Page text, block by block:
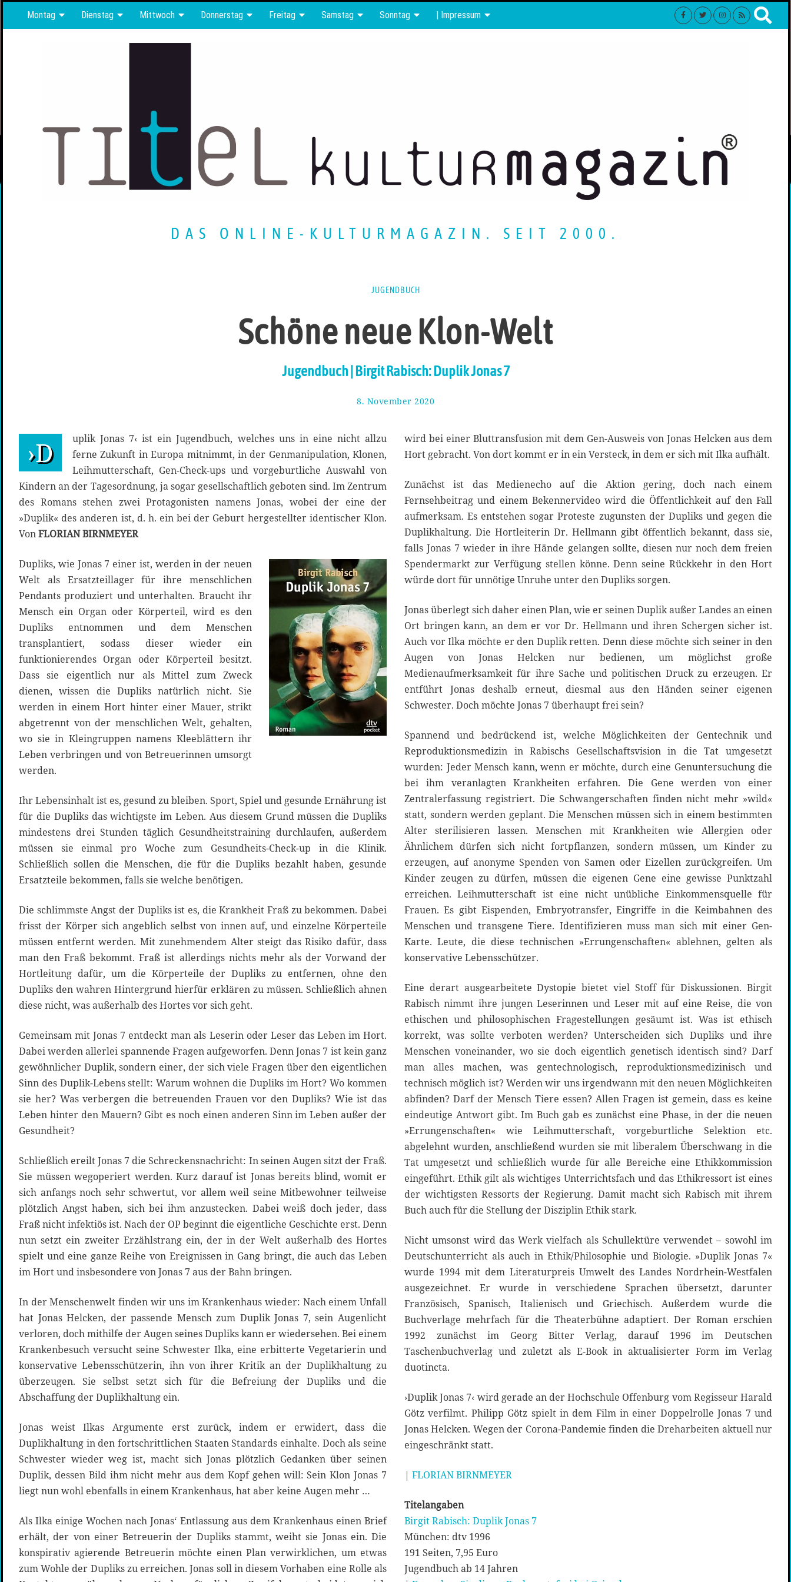
Montag Dienstag Mittwoch Donnerstag Freitag Samstag Sonntag | Impressum
DAS ONLINE-KULTURMAGAZIN. SEIT 2000.
JUGENDBUCH
Schöne neue Klon-Welt
Jugendbuch | Birgit Rabisch: Duplik Jonas 7
8. November 2020
N
o
v
m
b
e
r
2
2
0
›D
uplik Jonas 7‹ ist ein Jugendbuch, welches uns in eine nicht allzu
ferne Zukunft in Europa mitnimmt, in der Genmanipulation, Klonen,
Leihmutterschaft, Gen-Check-ups und vorgeburtliche Auswahl von
Kindern an der Tagesordnung, ja sogar gesellschaftlich geboten sind. Im Zentrum
des Romans stehen zwei Protagonisten namens Jonas, wobei der eine der
»Duplik« des anderen ist, d. h. ein bei der Geburt hergestellter identischer Klon.
VonFLORIAN BIRNMEYER
Dupliks, wie Jonas 7 einer ist, werden in der neuen
Welt als Ersatzteillager für ihre menschlichen
Pendants produziert und unterhalten. Braucht ihr
Mensch ein Organ oder Körperteil, wird es den
Dupliks entnommen und dem Menschen
transplantiert, sodass dieser wieder ein
funktionierendes Organ oder Körperteil besitzt.
Dass sie eigentlich nur als Mittel zum Zweck
dienen, wissen die Dupliks natürlich nicht. Sie
werden in einem Hort hinter einer Mauer, strikt
abgetrennt von der menschlichen Welt, gehalten,
wo sie in Kleingruppen namens Kleeblättern ihr
Leben verbringen und von Betreuerinnen umsorgt
werden.
Ihr Lebensinhalt ist es, gesund zu bleiben. Sport, Spiel und gesunde Ernährung ist
für die Dupliks das wichtigste im Leben. Aus diesem Grund müssen die Dupliks
mindestens drei Stunden täglich Gesundheitstraining durchlaufen, außerdem
müssen sie einmal pro Woche zum Gesundheits-Check-up in die Klinik.
Schließlich sollen die Menschen, die für die Dupliks bezahlt haben, gesunde
Ersatzteile bekommen, falls sie welche benötigen.
Die schlimmste Angst der Dupliks ist es, die Krankheit Fraß zu bekommen. Dabei
frisst der Körper sich angeblich selbst von innen auf, und einzelne Körperteile
müssen entfernt werden. Mit zunehmendem Alter steigt das Risiko dafür, dass
man den Fraß bekommt. Fraß ist allerdings nichts mehr als der Vorwand der
Hortleitung dafür, um die Körperteile der Dupliks zu entfernen, ohne den
Dupliks den wahren Hintergrund hierfür erklären zu müssen. Schließlich ahnen
diese nicht, was außerhalb des Hortes vor sich geht.
Gemeinsam mit Jonas 7 entdeckt man als Leserin oder Leser das Leben im Hort.
Dabei werden allerlei spannende Fragen aufgeworfen. Denn Jonas 7 ist kein ganz
gewöhnlicher Duplik, sondern einer, der sich viele Fragen über den eigentlichen
Sinn des Duplik-Lebens stellt: Warum wohnen die Dupliks im Hort? Wo kommen
sie her? Was verbergen die betreuenden Frauen vor den Dupliks? Wie ist das
Leben hinter den Mauern? Gibt es noch einen anderen Sinn im Leben außer der
Gesundheit?
Schließlich ereilt Jonas 7 die Schreckensnachricht: In seinen Augen sitzt der Fraß.
Sie müssen wegoperiert werden. Kurz darauf ist Jonas bereits blind, womit er
sich anfangs noch sehr schwertut, vor allem weil seine Mitbewohner teilweise
plötzlich Angst haben, sich bei ihm anzustecken. Dabei weiß doch jeder, dass
Fraß nicht infektiös ist. Nach der OP beginnt die eigentliche Geschichte erst. Denn
nun setzt ein zweiter Erzählstrang ein, der in der Welt außerhalb des Hortes
spielt und eine ganze Reihe von Ereignissen in Gang bringt, die auch das Leben
im Hort und insbesondere von Jonas 7 aus der Bahn bringen.
In der Menschenwelt finden wir uns im Krankenhaus wieder: Nach einem Unfall
hat Jonas Helcken, der passende Mensch zum Duplik Jonas 7, sein Augenlicht
verloren, doch mithilfe der Augen seines Dupliks kann er wiedersehen. Bei einem
Krankenbesuch versucht seine Schwester Ilka, eine erbitterte Vegetarierin und
konservative Lebensschützerin, ihn von ihrer Kritik an der Duplikhaltung zu
überzeugen. Sie selbst setzt sich für die Befreiung der Dupliks und die
Abschaffung der Duplikhaltung ein.
Jonas weist Ilkas Argumente erst zurück, indem er erwidert, dass die
Duplikhaltung in den fortschrittlichen Staaten Standards einhalte. Doch als seine
Schwester wieder weg ist, macht sich Jonas plötzlich Gedanken über seinen
Duplik, dessen Bild ihm nicht mehr aus dem Kopf gehen will: Sein Klon Jonas 7
liegt nun wohl ebenfalls in einem Krankenhaus, hat aber keine Augen mehr …
Als Ilka einige Wochen nach Jonas‘ Entlassung aus dem Krankenhaus einen Brief
erhält, der von einer Betreuerin der Dupliks stammt, weiht sie Jonas ein. Die
konspirativ agierende Betreuerin möchte einen Plan verwirklichen, um etwas
zum Wohle der Dupliks zu erreichen. Jonas soll in diesem Vorhaben eine Rolle als
wird bei einer Bluttransfusion mit dem Gen-Ausweis von Jonas Helcken aus dem
Hort gebracht. Von dort kommt er in ein Versteck, in dem er sich mit Ilka aufhält.
Zunächst ist das Medienecho auf die Aktion gering, doch nach einem
Fernsehbeitrag und einem Bekennervideo wird die Öffentlichkeit auf den Fall
aufmerksam. Es entstehen sogar Proteste zugunsten der Dupliks und gegen die
Duplikhaltung. Die Hortleiterin Dr. Hellmann gibt öffentlich bekannt, dass sie,
falls Jonas 7 wieder in ihre Hände gelangen sollte, diesen nur noch dem freien
Spendermarkt zur Verfügung stellen könne. Denn seine Rückkehr in den Hort
würde dort für unnötige Unruhe unter den Dupliks sorgen.
Jonas überlegt sich daher einen Plan, wie er seinen Duplik außer Landes an einen
Ort bringen kann, an dem er vor Dr. Hellmann und ihren Schergen sicher ist.
Auch vor Ilka möchte er den Duplik retten. Denn diese möchte sich seiner in den
Augen von Jonas Helcken nur bedienen, um möglichst große
Medienaufmerksamkeit für ihre Sache und politischen Druck zu erzeugen. Er
entführt Jonas deshalb erneut, diesmal aus den Händen seiner eigenen
Schwester. Doch möchte Jonas 7 überhaupt frei sein?
Spannend und bedrückend ist, welche Möglichkeiten der Gentechnik und
Reproduktionsmedizin in Rabischs Gesellschaftsvision in die Tat umgesetzt
wurden: Jeder Mensch kann, wenn er möchte, durch eine Genuntersuchung die
bei ihm veranlagten Krankheiten erfahren. Die Gene werden von einer
Zentralerfassung registriert. Die Schwangerschaften finden nicht mehr »wild«
statt, sondern werden geplant. Die Menschen müssen sich in einem bestimmten
Alter sterilisieren lassen. Menschen mit Krankheiten wie Allergien oder
Ähnlichem dürfen sich nicht fortpflanzen, sondern müssen, um Kinder zu
erzeugen, auf anonyme Spenden von Samen oder Eizellen zurückgreifen. Um
Kinder zeugen zu dürfen, müssen die eigenen Gene eine gewisse Punktzahl
erreichen. Leihmutterschaft ist eine nicht unübliche Einkommensquelle für
Frauen. Es gibt Eispenden, Embryotransfer, Eingriffe in die Keimbahnen des
Menschen und transgene Tiere. Identifizieren muss man sich mit einer Gen-
Karte. Leute, die diese technischen »Errungenschaften« ablehnen, gelten als
konservative Lebensschützer.
Eine derart ausgearbeitete Dystopie bietet viel Stoff für Diskussionen. Birgit
Rabisch nimmt ihre jungen Leserinnen und Leser mit auf eine Reise, die von
ethischen und philosophischen Fragestellungen gesäumt ist. Was ist ethisch
korrekt, was sollte verboten werden? Unterscheiden sich Dupliks und ihre
Menschen voneinander, wo sie doch eigentlich genetisch identisch sind? Darf
man alles machen, was gentechnologisch, reproduktionsmedizinisch und
technisch möglich ist? Werden wir uns irgendwann mit den neuen Möglichkeiten
abfinden? Darf der Mensch Tiere essen? Allen Fragen ist gemein, dass es keine
eindeutige Antwort gibt. Im Buch gab es zunächst eine Phase, in der die neuen
»Errungenschaften« wie Leihmutterschaft, vorgeburtliche Selektion etc.
abgelehnt wurden, anschließend wurden sie mit liberalem Überschwang in die
Tat umgesetzt und schließlich wurde für alle Bereiche eine Ethikkommission
eingeführt. Ethik gilt als wichtiges Unterrichtsfach und das Ethikressort ist eines
der wichtigsten Ressorts der Regierung. Damit macht sich Rabisch mit ihrem
Buch auch für die Stellung der Disziplin Ethik stark.
Nicht umsonst wird das Werk vielfach als Schullektüre verwendet – sowohl im
Deutschunterricht als auch in Ethik/Philosophie und Biologie. »Duplik Jonas 7«
wurde 1994 mit dem Literaturpreis Umwelt des Landes Nordrhein-Westfalen
ausgezeichnet. Er wurde in verschiedene Sprachen übersetzt, darunter
Französisch, Spanisch, Italienisch und Griechisch. Außerdem wurde die
Buchverlage mehrfach für die Theaterbühne adaptiert. Der Roman erschien
1992 zunächst im Georg Bitter Verlag, darauf 1996 im Deutschen
Taschenbuchverlag und zuletzt als E-Book in aktualisierter Form im Verlag
duotincta.
›Duplik Jonas 7‹ wird gerade an der Hochschule Offenburg vom Regisseur Harald
Götz verfilmt. Philipp Götz spielt in dem Film in einer Doppelrolle Jonas 7 und
Jonas Helcken. Wegen der Corona-Pandemie finden die Dreharbeiten aktuell nur
eingeschränkt statt.
| FLORIAN BIRNMEYER
Titelangaben
Birgit Rabisch: Duplik Jonas 7
München: dtv 1996
191 Seiten, 7,95 Euro
Jugendbuch ab 14 Jahren